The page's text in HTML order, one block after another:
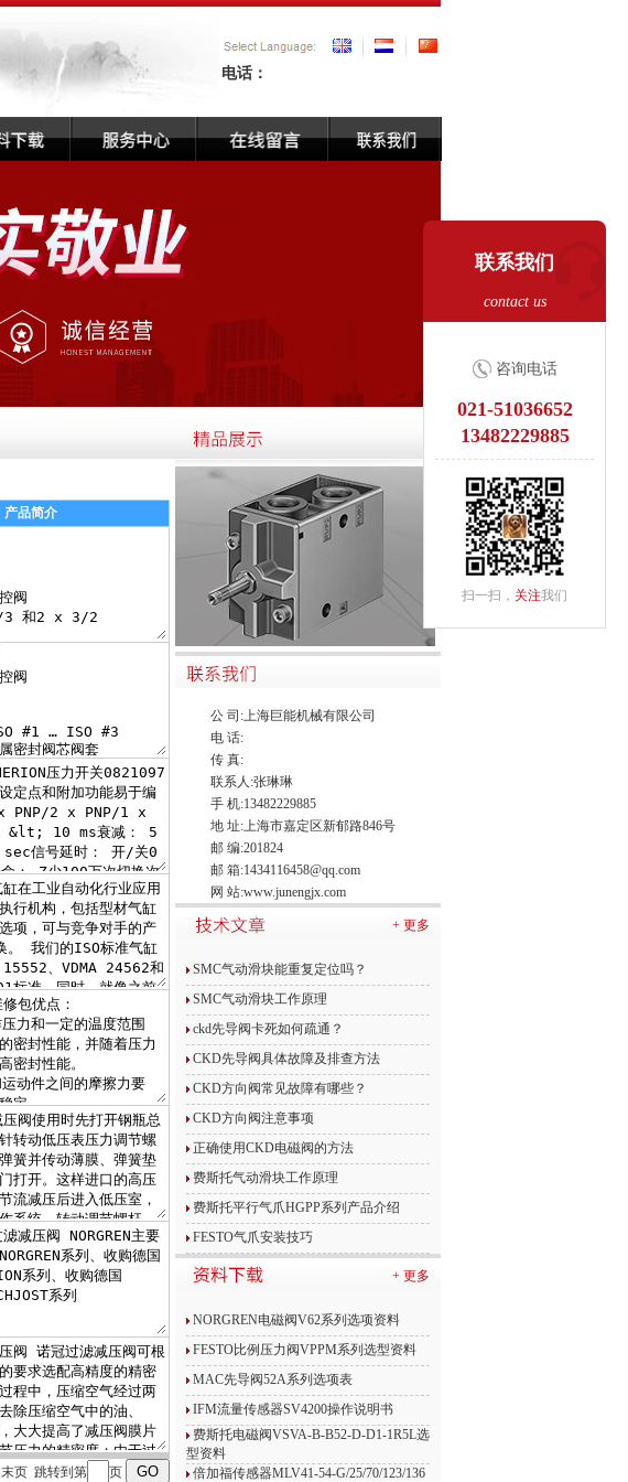
电话：
联系我们
contact us
咨询电话
021-51036652
13482229885
扫一扫， 关注我们
产品简介
末页跳转到第 页
公 司:上海巨能机械有限公司
电 话:
传 真:
联系人:张琳琳
手 机:13482229885
地 址:上海市嘉定区新郁路846号
邮 编:201824
邮 箱:1434116458@qq.com
网 站:www.junengjx.com
+ 更多
SMC气动滑块能重复定位吗？
SMC气动滑块工作原理
ckd先导阀卡死如何疏通？
CKD先导阀具体故障及排查方法
CKD方向阀常见故障有哪些？
CKD方向阀注意事项
正确使用CKD电磁阀的方法
费斯托气动滑块工作原理
费斯托平行气爪HGPP系列产品介绍
FESTO气爪安装技巧
+ 更多
NORGREN电磁阀V62系列选项资料
FESTO比例压力阀VPPM系列选型资料
MAC先导阀52A系列选项表
IFM流量传感器SV4200操作说明书
费斯托电磁阀VSVA-B-B52-D-D1-1R5L选
型资料
倍加福传感器MLV41-54-G/25/70/123/136